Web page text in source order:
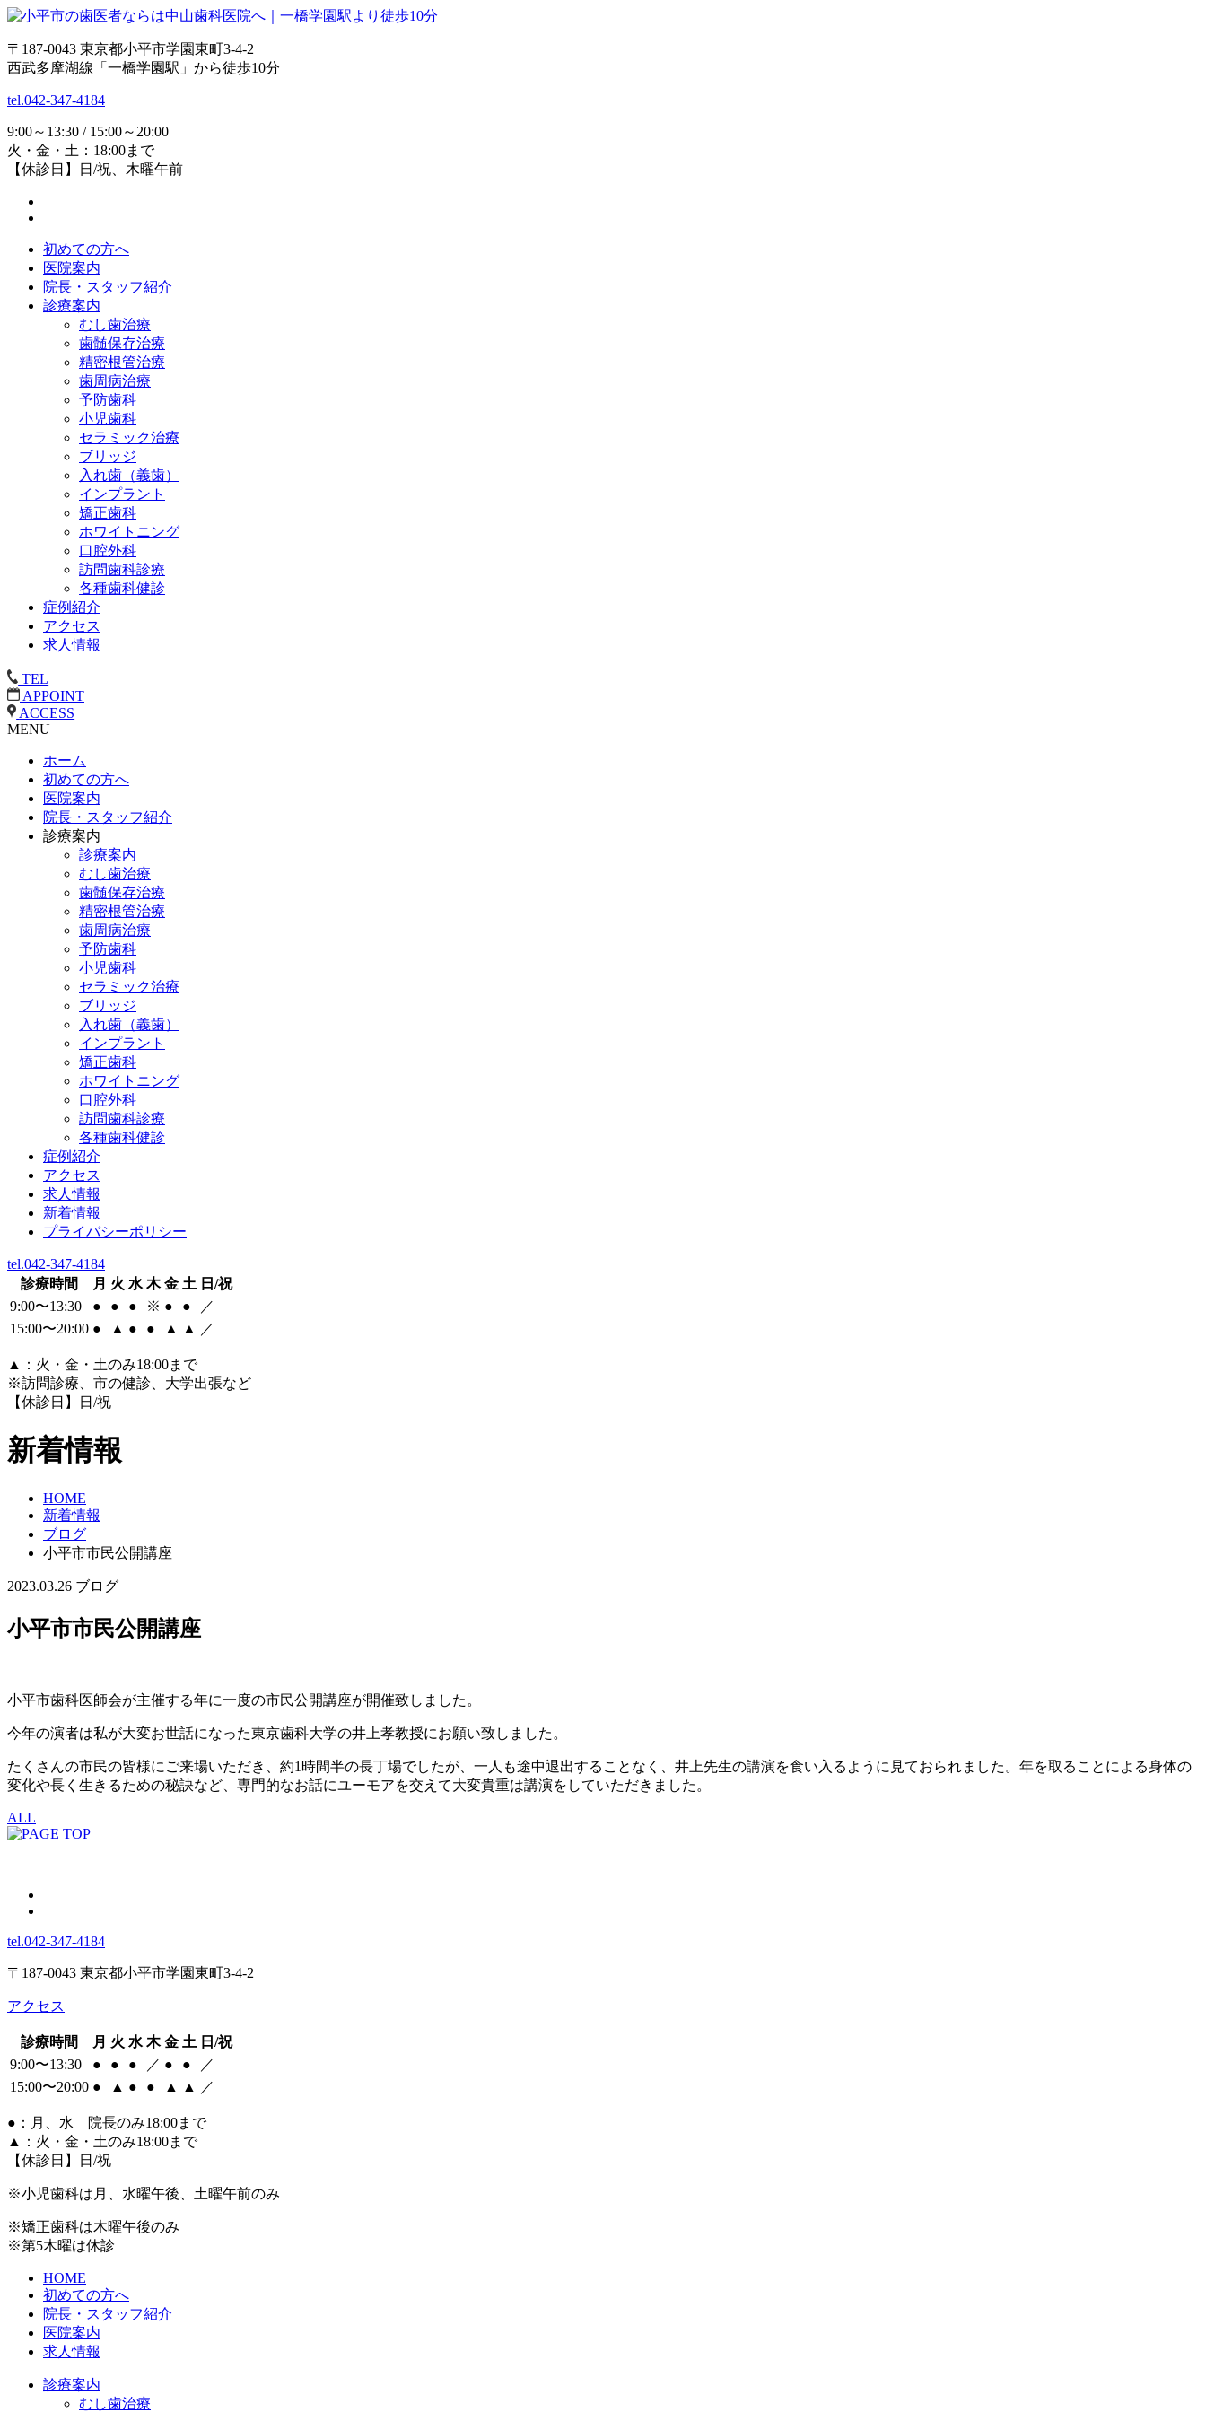
〒187-0043 東京都小平市学園東町3-4-2
西武多摩湖線「一橋学園駅」から徒歩10分
tel.042-347-4184
9:00～13:30 / 15:00～20:00
火・金・土：18:00まで
【休診日】日/祝、木曜午前
初めての方へ
医院案内
院長・スタッフ紹介
診療案内
むし歯治療
歯髄保存治療
精密根管治療
歯周病治療
予防歯科
小児歯科
セラミック治療
ブリッジ
入れ歯（義歯）
インプラント
矯正歯科
ホワイトニング
口腔外科
訪問歯科診療
各種歯科健診
症例紹介
アクセス
求人情報
TEL
APPOINT
ACCESS
MENU
ホーム
初めての方へ
医院案内
院長・スタッフ紹介
診療案内
診療案内
むし歯治療
歯髄保存治療
精密根管治療
歯周病治療
予防歯科
小児歯科
セラミック治療
ブリッジ
入れ歯（義歯）
インプラント
矯正歯科
ホワイトニング
口腔外科
訪問歯科診療
各種歯科健診
症例紹介
アクセス
求人情報
新着情報
プライバシーポリシー
tel.042-347-4184
診療時間
月 火 水 木 金 土 日/祝
9:00〜13:30
● ● ● ※ ● ●
／
15:00〜20:00 ● ▲ ● ● ▲ ▲ ／
▲
：火・金・土のみ18:00まで
※訪問診療、市の健診、大学出張など
【休診日】日/祝
新着情報
HOME
新着情報
ブログ
小平市市民公開講座
2023.03.26 ブログ
小平市市民公開講座
小平市歯科医師会が主催する年に一度の市民公開講座が開催致しました。
今年の演者は私が大変お世話になった東京歯科大学の井上孝教授にお願い致しました。
たくさんの市民の皆様にご来場いただき、約1時間半の長丁場でしたが、一人も途中退出することなく、井上先生の講演を食い入るように見ておられました。年を取ることによる身体の
変化や長く生きるための秘訣など、専門的なお話にユーモアを交えて大変貴重は講演をしていただきました。
ALL
tel.042-347-4184
〒187-0043 東京都小平市学園東町3-4-2
アクセス
診療時間 月 火 水 木 金 土 日/祝
9:00〜13:30
● ● ● ／ ● ●
／
15:00〜20:00 ● ▲ ● ● ▲ ▲ ／
● ：月、水 院長のみ18:00まで
▲
：火・金・土のみ18:00まで
【休診日】日/祝
※小児歯科は月、水曜午後、土曜午前のみ
※矯正歯科は木曜午後のみ
※第5木曜は休診
HOME
初めての方へ
院長・スタッフ紹介
医院案内
求人情報
診療案内
むし歯治療